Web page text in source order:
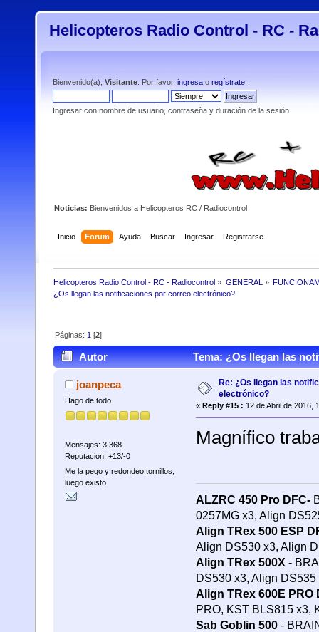
Helicopteros Radio Control - RC -
Bienvenido(a), Visitante . Por favor, ingresa o regístrate
Ingresar con nombre de usuario, contraseña y duración de la sesión
Noticias: Bienvenidos a Helicopteros RC / Radiocontrol
Inicio Forum Ayuda Buscar Ingresar Registrarse
Helicopteros Radio Control - RC - Radiocontrol » GENERAL »
¿Os llegan las notificaciones por correo electrónico?
Páginas: 1 [2]
Autor Tema: ¿Os llegan las
joanpeca
Hago de todo
Mensajes: 3.368
Reputacion: +13/-0
Me la pego y redondeo tornillos,
luego existo
Re: ¿Os llegan las
electrónico?
« Reply #15 : 12 de Abril de 2016,
Magnífico
ALZRC 450 Pro DFC-
0257MG x3, Align
Align TRex 500 ESP
Align DS530 x3, Align
Align TRex 500X -
DS530 x3, Align DS535
Align TRex 600E PRO
PRO, KST BLS815 x3,
Sab Goblin 500-